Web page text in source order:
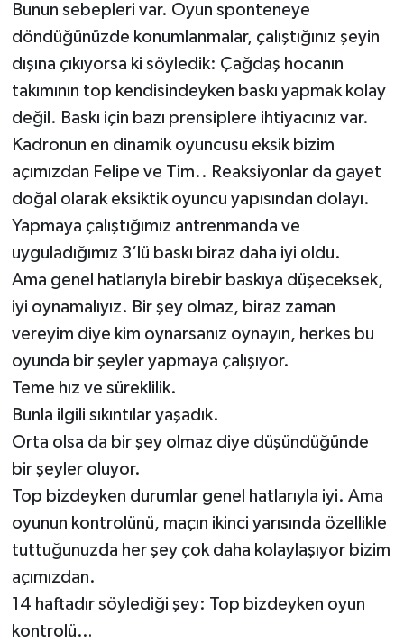
Bunun sebepleri var. Oyun sponteneye
döndüğünüzde konumlanmalar, çalıştığınız şeyin
dışına çıkıyorsa ki söyledik: Çağdaş hocanın
takımının top kendisindeyken baskı yapmak kolay
değil. Baskı için bazı prensiplere ihtiyacınız var.
Kadronun en dinamik oyuncusu eksik bizim
açımızdan Felipe ve Tim.. Reaksiyonlar da gayet
doğal olarak eksiktik oyuncu yapısından dolayı.
Yapmaya çalıştığımız antrenmanda ve
uyguladığımız 3’lü baskı biraz daha iyi oldu.
Ama genel hatlarıyla birebir baskıya düşeceksek,
iyi oynamalıyız. Bir şey olmaz, biraz zaman
vereyim diye kim oynarsanız oynayın, herkes bu
oyunda bir şeyler yapmaya çalışıyor.
Teme hız ve süreklilik.
Bunla ilgili sıkıntılar yaşadık.
Orta olsa da bir şey olmaz diye düşündüğünde
bir şeyler oluyor.
Top bizdeyken durumlar genel hatlarıyla iyi. Ama
oyunun kontrolünü, maçın ikinci yarısında özellikle
tuttuğunuzda her şey çok daha kolaylaşıyor bizim
açımızdan.
14 haftadır söylediği şey: Top bizdeyken oyun
kontrolü…